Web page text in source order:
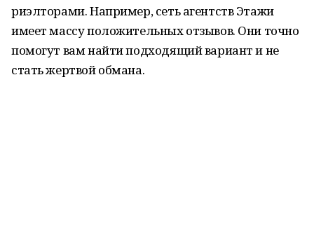
риэлторами. Например, сеть агентств Этажи
имеет массу положительных отзывов. Они точно
помогут вам найти подходящий вариант и не
стать жертвой обмана.